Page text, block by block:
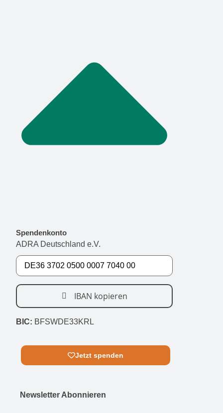
Spendenkonto
ADRA Deutschland e.V.
IBAN kopieren
BIC: BFSWDE33KRL
Jetzt spenden
Newsletter Abonnieren